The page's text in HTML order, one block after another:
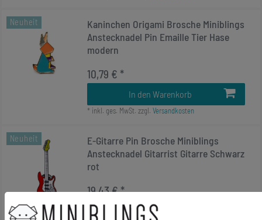
Neuheit
Kaninchen Origami Brosche Miniblings
Anstecknadel Pin Emaille Tier Hase
modern
10,79 € *
In den Warenkorb
* inkl. ges. MwSt. zzgl. Versandkosten
Neuheit
E-Gitarre Pin Brosche Miniblings
Anstecknadel Gitarrist Gitarre Schwarz
rot
19,43 € *
In den Warenkorb